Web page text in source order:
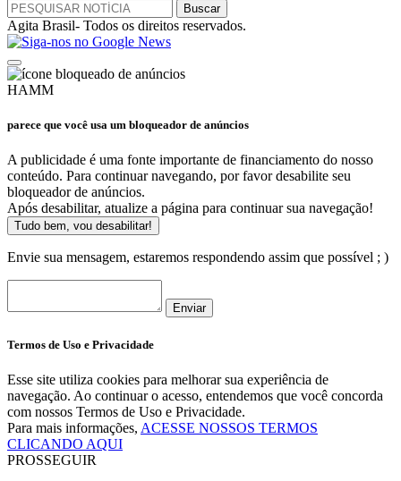
Agita Brasil- Todos os direitos reservados.
HAMM
parece que você usa um bloqueador de anúncios
A publicidade é uma fonte importante de financiamento do nosso
conteúdo. Para continuar navegando, por favor desabilite seu
bloqueador de anúncios.
Após desabilitar, atualize a página para continuar sua navegação!
Tudo bem, vou desabilitar!
Envie sua mensagem, estaremos respondendo assim que possível ; )
Enviar
Termos de Uso e Privacidade
Esse site utiliza cookies para melhorar sua experiência de
navegação. Ao continuar o acesso, entendemos que você concorda
com nossos Termos de Uso e Privacidade.
Para mais informações, ACESSE NOSSOS TERMOS
CLICANDO AQUI
PROSSEGUIR